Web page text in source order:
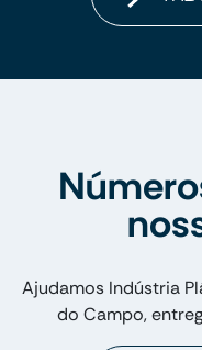
Ajudamos Indústria
do Campo,